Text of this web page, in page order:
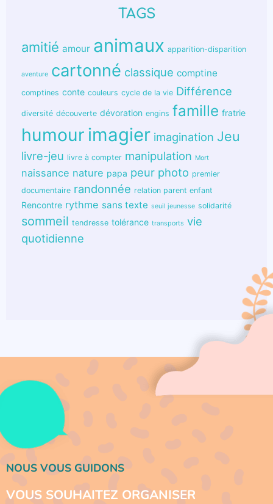
TAGS
amitié amour animaux apparition-disparition
aventure cartonné classique comptine
comptines conte couleurs cycle de la vie Différence
diversité découverte dévoration engins famille fratrie
humour imagier imagination Jeu
livre-jeu livre à compter manipulation Mort
naissance nature papa peur photo premier
documentaire randonnée relation parent enfant
Rencontre rythme sans texte seuil jeunesse solidarité
sommeil tendresse tolérance transports vie
quotidienne
NOUS VOUS GUIDONS
VOUS SOUHAITEZ ORGANISER